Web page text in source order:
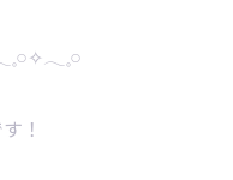
！